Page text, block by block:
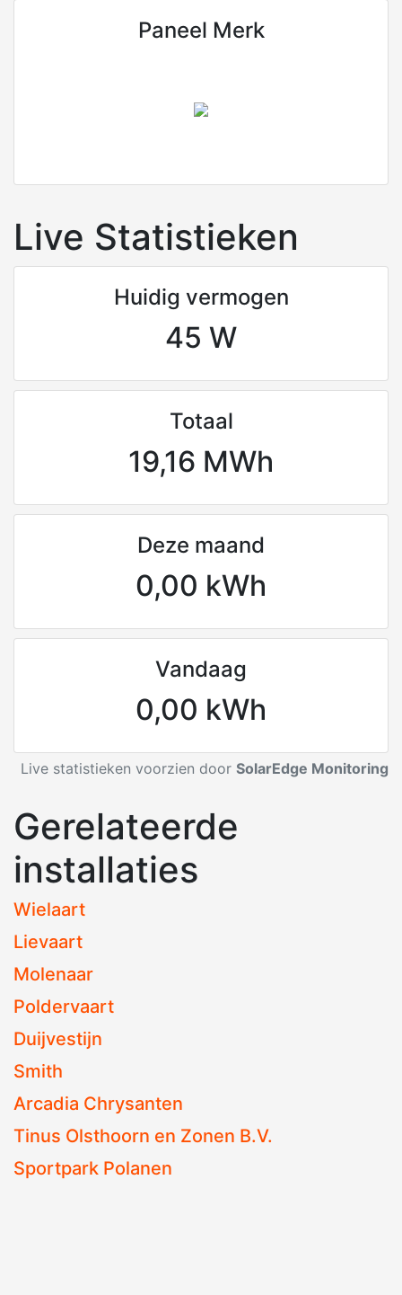
Paneel Merk
Live Statistieken
Huidig vermogen
45 W
Totaal
19,16 MWh
Deze maand
0,00 kWh
Vandaag
0,00 kWh
Live statistieken voorzien door SolarEdge Monitoring
Gerelateerde
installaties
Wielaart
Lievaart
Molenaar
Poldervaart
Duijvestijn
Smith
Arcadia Chrysanten
Tinus Olsthoorn en Zonen B.V.
Sportpark Polanen